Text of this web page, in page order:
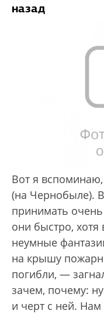
назад
Вот я
(на Чернобыле).
принимать
они быстро,
неумные
на крышу
погибли, —
зачем, почему:
и черт с ней.